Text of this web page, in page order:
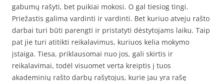
gabumų rašyti, bet puikiai mokosi. O gal tiesiog tingi.
Priežastis galima vardinti ir vardinti. Bet kuriuo atveju rašto
darbai turi būti parengti ir pristatyti dėstytojams laiku. Taip
pat jie turi atitikti reikalavimus, kuriuos kelia mokymo
įstaiga. Tiesa, priklausomai nuo jos, gali skirtis ir
reikalavimai, todėl visuomet verta kreiptis į tuos
akademinių rašto darbų rašytojus, kurie jau yra rašę